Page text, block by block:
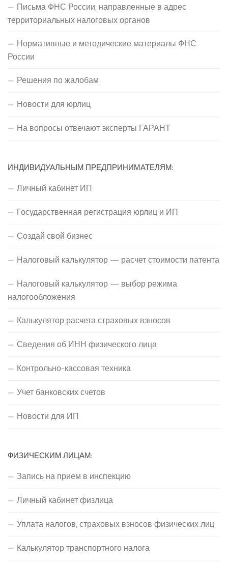
Письма ФНС России, направленные в адрес
территориальных налоговых органов
Нормативные и методические материалы ФНС
России
Решения по жалобам
Новости для юрлиц
На вопросы отвечают эксперты ГАРАНТ
ИНДИВИДУАЛЬНЫМ ПРЕДПРИНИМАТЕЛЯМ:
Личный кабинет ИП
Государственная регистрация юрлиц и ИП
Создай свой бизнес
Налоговый калькулятор — расчет стоимости патента
Налоговый калькулятор — выбор режима
налогообложения
Калькулятор расчета страховых взносов
Сведения об ИНН физического лица
Контрольно-кассовая техника
Учет банковских счетов
Новости для ИП
ФИЗИЧЕСКИМ ЛИЦАМ:
Запись на прием в инспекцию
Личный кабинет физлица
Уплата налогов, страховых взносов физических лиц
Калькулятор транспортного налога